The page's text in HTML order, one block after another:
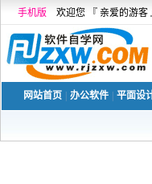
手机版 欢迎您 『 亲爱的游客
网站首页 办公软件 平面设